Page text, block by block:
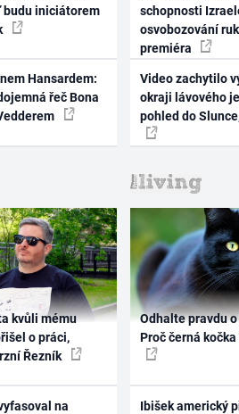
budu iniciátorem
Hansardem:
řeč Bona
schopnosti
osvobozování
premiéra
Video zachytilo
okraji lávového
pohled do
kvůli mému
o práci,
Řezník
na
Odhalte pravdu
Proč černá
Ibišek americký